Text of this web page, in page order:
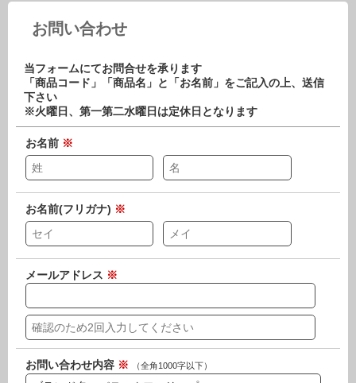
お問い合わせ
当フォームにてお問合せを承ります
「商品コード」「商品名」と「お名前」をご記入の上、送信
下さい
※火曜日、第一第二水曜日は定休日となります
お名前 ※
お名前(フリガナ) ※
メールアドレス ※
お問い合わせ内容 ※ （全角1000字以下）